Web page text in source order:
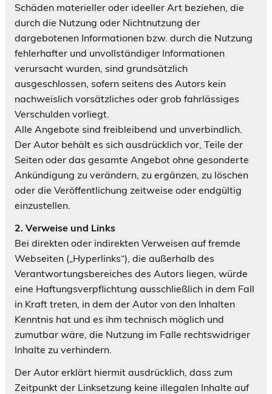
Schäden materieller oder ideeller Art beziehen, die
durch die Nutzung oder Nichtnutzung der
dargebotenen Informationen bzw. durch die Nutzung
fehlerhafter und unvollständiger Informationen
verursacht wurden, sind grundsätzlich
ausgeschlossen, sofern seitens des Autors kein
nachweislich vorsätzliches oder grob fahrlässiges
Verschulden vorliegt.
Alle Angebote sind freibleibend und unverbindlich.
Der Autor behält es sich ausdrücklich vor, Teile der
Seiten oder das gesamte Angebot ohne gesonderte
Ankündigung zu verändern, zu ergänzen, zu löschen
oder die Veröffentlichung zeitweise oder endgültig
einzustellen.
2. Verweise und Links
Bei direkten oder indirekten Verweisen auf fremde
Webseiten („Hyperlinks“), die außerhalb des
Verantwortungsbereiches des Autors liegen, würde
eine Haftungsverpflichtung ausschließlich in dem Fall
in Kraft treten, in dem der Autor von den Inhalten
Kenntnis hat und es ihm technisch möglich und
zumutbar wäre, die Nutzung im Falle rechtswidriger
Inhalte zu verhindern.
Der Autor erklärt hiermit ausdrücklich, dass zum
Zeitpunkt der Linksetzung keine illegalen Inhalte auf